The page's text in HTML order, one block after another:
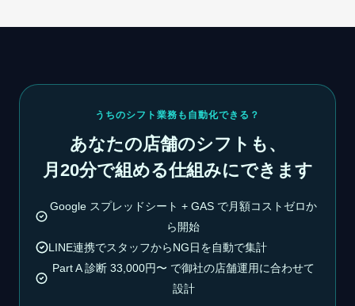
うちのシフト業務も自動化できる？
あなたの店舗のシフトも、
月20分で組める仕組みにできます
Google スプレッドシート + GAS で月額コストゼロか
ら開始
LINE連携でスタッフからNG日を自動で集計
Part A 診断 33,000円〜 で御社の店舗運用に合わせて
設計